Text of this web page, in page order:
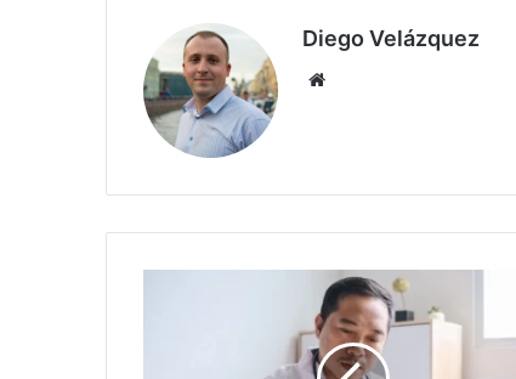
Diego Velázquez
Website